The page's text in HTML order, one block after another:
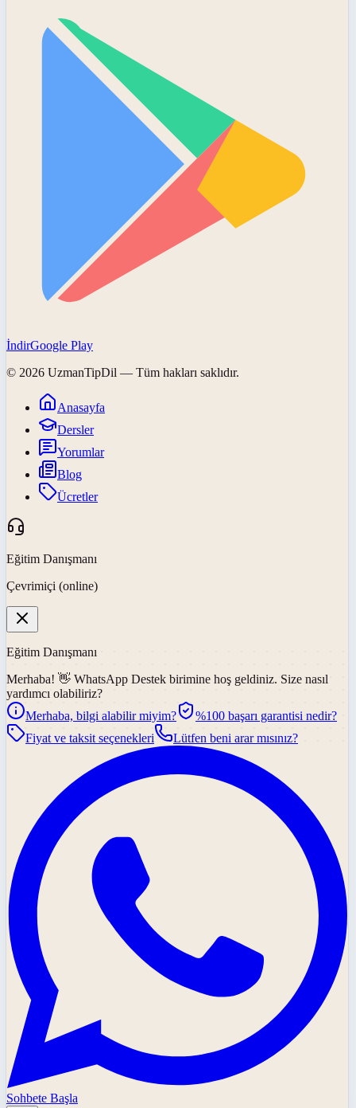
İndirGoogle Play
© 2026 UzmanTipDil — Tüm hakları saklıdır.
Anasayfa
Dersler
Yorumlar
Blog
Ücretler
Eğitim Danışmanı
Çevrimiçi (online)
Eğitim Danışmanı
Merhaba! 👋 WhatsApp Destek birimine hoş geldiniz. Size nasıl
yardımcı olabiliriz?
Merhaba, bilgi alabilir miyim?
%100 başarı garantisi nedir?
Fiyat ve taksit seçenekleri
Lütfen beni arar mısınız?
Sohbete Başla